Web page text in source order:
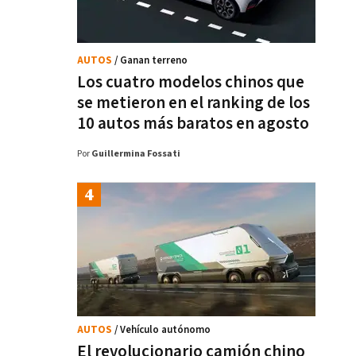
Los cuatro modelos chinos que
se metieron en el ranking de los
10 autos más baratos en agosto
AUTOS / Ganan terreno
Por Guillermina Fossati
El revolucionario camión chino
AUTOS / Vehículo autónomo